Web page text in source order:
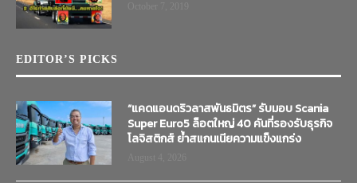
EDITOR’S PICKS
“แคดแอนดริวลาสพันธมิตร” รับมอบ Scania
Super Euro5 ล็อตใหญ่ 40 คันที่รองรับธุรกิจ
โลจิสติกส์ ย้ำสแกนเนียความแข็งแกร่ง